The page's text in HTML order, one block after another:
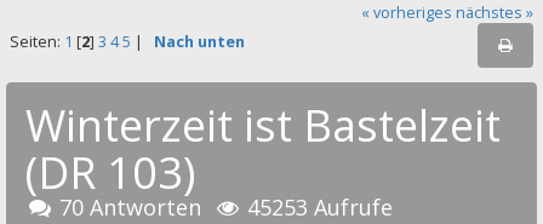
« vorheriges nächstes »
Seiten: 1 [2] 3 4 5 | Nach unten
Winterzeit ist Bastelzeit
(DR 103)
70 Antworten 45253 Aufrufe